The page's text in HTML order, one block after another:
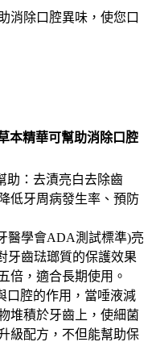
消除口腔異味，使您口
本精華可幫助消除口腔
助：去漬亮白去除齒
低牙周病發生率、預防
醫學會ADA測試標準)亮
牙齒琺瑯質的保護效果
倍，適合長期使用。
口腔的作用，當唾液減
堆積於牙齒上，使細菌
級配方，不但能幫助保